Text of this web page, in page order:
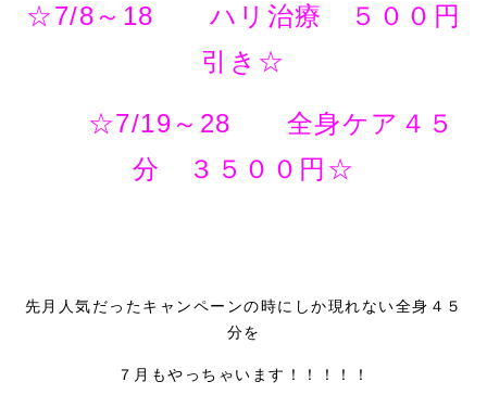
☆7/8～18 ハリ治療 ５００円
引き☆
☆7/19～28 全身ケア４５
分 ３５００円☆
先月人気だったキャンペーンの時にしか現れない全身４５
分を
７月もやっちゃいます！！！！！